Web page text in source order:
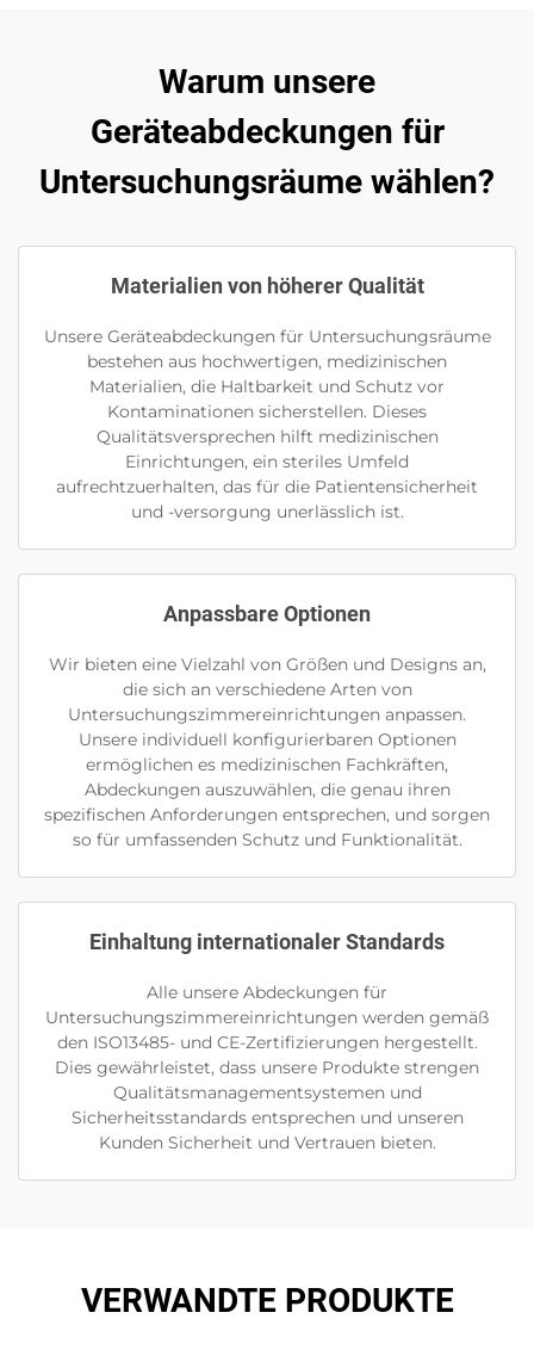
Warum unsere
Geräteabdeckungen für
Untersuchungsräume wählen?
Materialien von höherer Qualität
Unsere Geräteabdeckungen für Untersuchungsräume
bestehen aus hochwertigen, medizinischen
Materialien, die Haltbarkeit und Schutz vor
Kontaminationen sicherstellen. Dieses
Qualitätsversprechen hilft medizinischen
Einrichtungen, ein steriles Umfeld
aufrechtzuerhalten, das für die Patientensicherheit
und -versorgung unerlässlich ist.
Anpassbare Optionen
Wir bieten eine Vielzahl von Größen und Designs an,
die sich an verschiedene Arten von
Untersuchungszimmereinrichtungen anpassen.
Unsere individuell konfigurierbaren Optionen
ermöglichen es medizinischen Fachkräften,
Abdeckungen auszuwählen, die genau ihren
spezifischen Anforderungen entsprechen, und sorgen
so für umfassenden Schutz und Funktionalität.
Einhaltung internationaler Standards
Alle unsere Abdeckungen für
Untersuchungszimmereinrichtungen werden gemäß
den ISO13485- und CE-Zertifizierungen hergestellt.
Dies gewährleistet, dass unsere Produkte strengen
Qualitätsmanagementsystemen und
Sicherheitsstandards entsprechen und unseren
Kunden Sicherheit und Vertrauen bieten.
VERWANDTE PRODUKTE